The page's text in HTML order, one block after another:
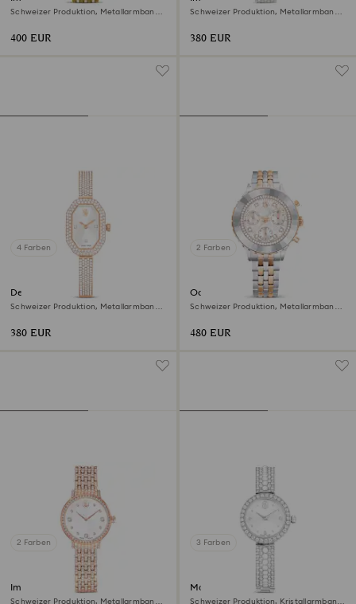
Schweizer Produktion, Metallarmband,
400 EUR
Schweizer Produktion, Metallarmband,
380 EUR
4 Farben
Dextera bangle Uhr
Schweizer Produktion, Metallarmband,
380 EUR
2 Farben
Octea chrono Uhr
Schweizer Produktion, Metallarmband,
480 EUR
2 Farben
Imber Uhr
Schweizer Produktion, Metallarmband,
3 Farben
Matrix pearl bangle Uhr
Schweizer Produktion, Kristallarmband,